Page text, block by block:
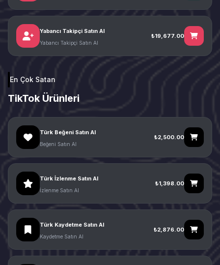
Yabancı Takipçi Satın Al
Yabancı Takipçi Satın Al
₺19,677.00
En Çok Satan
TikTok Ürünleri
Türk Beğeni Satın Al
Beğeni Satın Al
₺2,500.00
Türk İzlenme Satın Al
İzlenme Satın Al
₺1,398.00
Türk Kaydetme Satın Al
Kaydetme Satın Al
₺2,876.00